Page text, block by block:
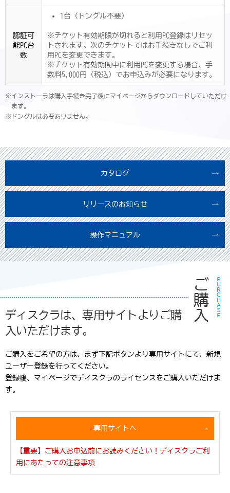
認証可
能PC台
数
1台（ドングル不要）
※チケット有効期限が切れると利用PC登録はリセッ
トされます。次のチケットではお手続きなしでご利
用PCを変更できます。
※チケット有効期間中に利用PCを変更する場合、手
数料5,000円（税込）でお申込みが必要になります。
※インストーラは購入手続き完了後にマイページからダウンロードしていただけ
ます。
※ドングルは必要ありません。
カタログ
リリースのお知らせ
操作マニュアル
ＰＵＲＣＨＡＳＥ
ご購入
ディスクラは、専用サイトよりご購
入いただけます。
ご購入をご希望の方は、まず下記ボタンより専用サイトにて、新規
ユーザー登録を行ってください。
登録後、マイページでディスクラのライセンスをご購入いただけま
す。
専用サイトへ
【重要】ご購入お申込前にお読みください！ディスクラご利
用にあたっての注意事項